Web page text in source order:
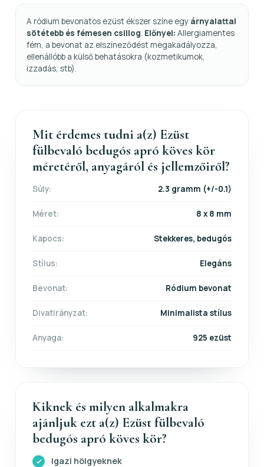
A ródium bevonatos ezüst ékszer színe egy árnyalattal
sötétebb és fémesen csillog. Előnyei: Allergiamentes
fém, a bevonat az elszíneződést megakadályozza,
ellenállóbb a külső behatásokra (kozmetikumok,
izzadás, stb).
Mit érdemes tudni a(z) Ezüst
fülbevaló bedugós apró köves kör
méretéről, anyagáról és jellemzőiről?
Súly: 2.3 gramm (+/-0.1)
Méret: 8 x 8 mm
Kapocs: Stekkeres, bedugós
Stílus: Elegáns
Bevonat: Ródium bevonat
Divatirányzat: Minimalista stílus
Anyaga: 925 ezüst
Kiknek és milyen alkalmakra
ajánljuk ezt a(z) Ezüst fülbevaló
bedugós apró köves kör?
Igazi hölgyeknek